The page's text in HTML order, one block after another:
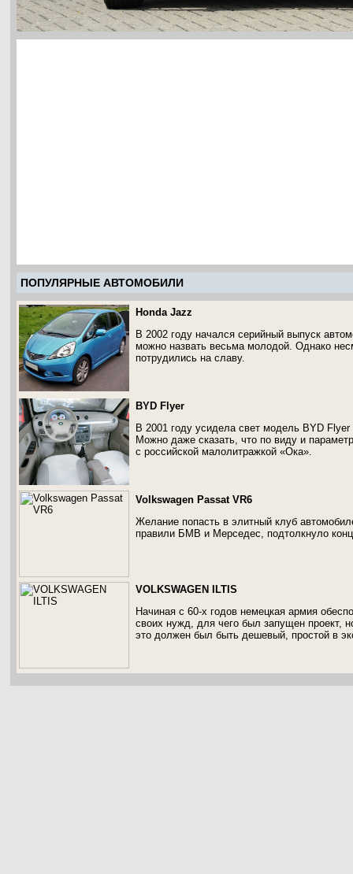
ПОПУЛЯРНЫЕ АВТОМОБИЛИ
Honda Jazz
В 2002 году начался серийный выпуск
можно назвать весьма молодой. Однако
потрудились на славу.
BYD Flyer
В 2001 году усидела свет модель BYD
Можно даже сказать, что по виду и
с российской малолитражкой «Ока».
Volkswagen Passat VR6
Желание попасть в элитный клуб
правили БМВ и Мерседес, подтолкнуло
VOLKSWAGEN ILTIS
Начиная с 60-х годов немецкая армия
своих нужд, для чего был запущен проект,
это должен был быть дешевый, простой в